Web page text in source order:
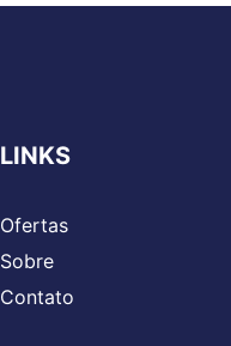
LINKS
Ofertas
Sobre
Contato